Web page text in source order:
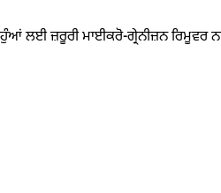
ਲਈ ਜ਼ਰੂਰੀ ਮਾਈਕਰੋ-ਗ੍ਰੇਨੀਜ਼ਨ ਰਿਮੂਵਰ